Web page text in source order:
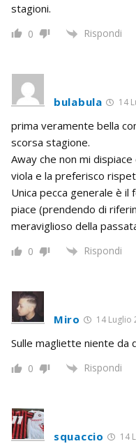
stagioni.
0 Rispondi
bulabula 14
prima veramente bella
scorsa stagione.
Away che non mi
viola e la preferisco
Unica pecca generale è
piace (prendendo di
meraviglioso della
0 Rispondi
Miro 14 Luglio
Sulle magliette niente
0 Rispondi
squaccio 14